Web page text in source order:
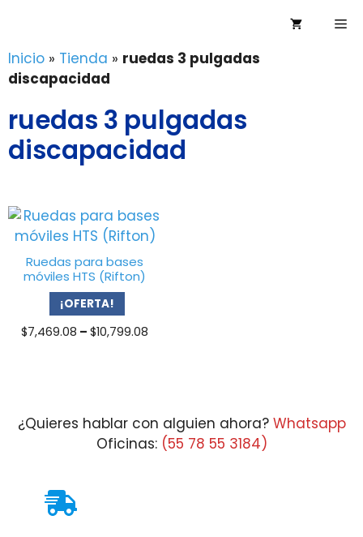
contenido
Inicio » Tienda » ruedas 3 pulgadas
discapacidad
ruedas 3 pulgadas
discapacidad
Ruedas para bases
móviles HTS (Rifton)
¡OFERTA!
$7,469.08 – $10,799.08
¿Quieres hablar con alguien ahora? Whatsapp
Oficinas: (55 78 55 3184)